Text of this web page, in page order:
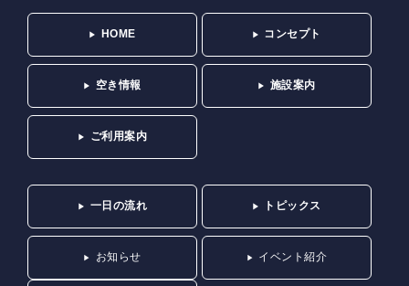
HOME コンセプト
空き情報 施設案内
ご利用案内
一日の流れ トピックス
お知らせ イベント紹介